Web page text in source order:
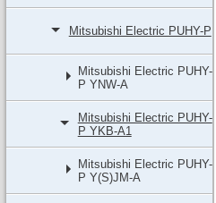
Mitsubishi Electric PUHY-P
Mitsubishi Electric PUHY-
P YNW-A
Mitsubishi Electric PUHY-
P YKB-A1
Mitsubishi Electric PUHY-
P Y(S)JM-A